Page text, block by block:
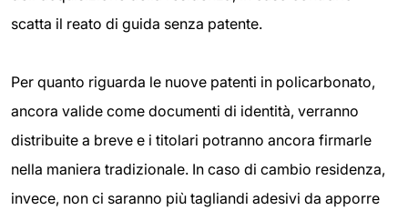
scatta il reato di guida senza patente.
Per quanto riguarda le nuove patenti in policarbonato,
ancora valide come documenti di identità, verranno
distribuite a breve e i titolari potranno ancora firmarle
nella maniera tradizionale. In caso di cambio residenza,
invece, non ci saranno più tagliandi adesivi da apporre